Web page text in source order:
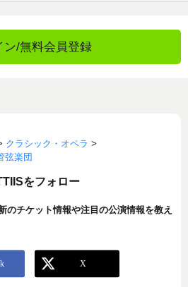
ン/無料会員登録
クラシック・オペラ >
弦楽団
をフォロー
のチケット情報や注目の公演情報を教え